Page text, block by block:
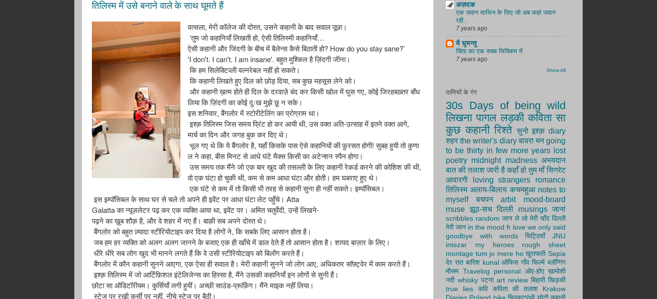
तिलिस्म में उसे बनाने वाले के साथ घूमते हैं
वत्सला,मेरी कॉलेज की दोस्त,उसने कहानी के बाद सवाल पूछा।
‘तुम जो कहानियाँ लिखती हो,ऐसी तिलिस्मी कहानियाँ…
ऐसी कहानी और जिंदगी के बीच में बैलेन्स कैसे बिठाती हो? How do you stay sane?’
'I don't. I can't. I am insane'.बहुत मुश्किल है ज़िंदगी जीना।
कि हम सिलेक्टिव्ली वल्नरेबल नहीं हो सकते।
कि कहानी लिखते हुए दिल को छोड़ दिया,सब कुछ महसूस लेने को।
और कहानी ख़त्म होते ही दिल के दरवाज़े बंद कर किसी खोल में घुस गए,कोई जिरहबख़्तर बाँध
लिया कि ज़िंदगी का कोई दुःख मुझे छू न सके।
इस शनिवार,बैंगलोर में स्टोरीटेलिंग का प्रोग्राम था।
इश्क़ तिलिस्म जिस समय प्रिंट हो कर आयी थी,उस वक्त अति-उत्साह में इतने वक्त आगे,
मार्च का दिन और जगह बुक कर दिए थे।
भूल गए थे कि ये बैंगलोर है,यहाँ किसके पास ऐसे कहानियों की फ़ुरसत होगी!सुबह हुयी तो कुणा
ल ने कहा,बीस मिनट से आधे घंटे मैक्स किसी का अटेन्शन स्पैन होगा।
उस समय तक मैंने जो एक बार खुद की तसल्ली के लिए कहानी रेकर्ड करने की कोशिश की थी,
वो एक घंटा हो चुकी थी,कम से कम आधा घंटा और होती। हम घबराए हुए थे।
एक घंटे से कम में तो किसी भी तरह से कहानी सुना ही नहीं सकते। इम्पॉसिबल।
इस इम्पॉसिबल के साथ घर से चले तो अपने ही इवेंट पर आधा घंटा लेट पहुँचे। Atta
Galattaका न्यूज़लेटर पढ़ कर एक व्यक्ति आया था,इवेंट पर। अमित चतुर्वेदी,उन्हें लिखने-
पढ़ने का ख़ूब शौक़ है, और वे शहर में नए हैं। बाक़ी सब अपने दोस्त थे।
बैंगलोर को बहुत ज़्यादा स्टीरियोटाइप कर दिया है लोगों ने,कि सबके लिए आसान होता है।
जब हम हर व्यक्ति को अलग अलग जानने के बजाए एक ही खाँचे में डाल देते हैं तो आसान होता है। शायद बाज़ार के लिए।
धीरे धीरे सब लोग खुद भी मानने लगते हैं कि वे उसी स्टीरियोटाइप को बिलोंग करते हैं।
बैंगलोर में कौन कहानी सुनने आएगा,एक ऐसा ही सवाल है। मेरी कहानी सुनने जो लोग आए, अधिकतर सॉफ़्ट्वेर में काम करते हैं।
इश्क़ तिलिस्म में जो आर्टिफ़िशल इंटेलिजेन्स का हिस्सा है,मैंने उसकी कहानियाँ इन लोगों से सुनी हैं।
छोटा सा ऑडिटॉरीयम। कुर्सियाँ लगी हुयीं। अच्छी साउंड-प्रूफ़िंग। मैंने माइक नहीं लिया।
स्टेजपररखीकुर्सी पर नहीं,नीचे स्टेज पर बैठी।
अज़दक
एक जवान साथिन के लिए जो अब कहां जवान
रही..
7 years ago
मैं घुमन्तू
चिंता का एक सबब सिक्किम में
7 years ago
Show All
पानियों के रंग
30s Days of being wild
लिखना पागल लड़की कविता सा
कुछ कहानी रिश्ते सुनो इश्क़ diary
शहर the writer's diary बावरा मन going
to be thirty in few more years lost
poetry midnight madness अभयदान
बात की तलाश जारी है कहाँ हो तुम माँ सिगरेट
आवारगी
loving strangers
romance
तिलिस्म अलाय-बिलाय कचमहुआ notes to
myself
बचपन arbit
mood-board
muse झूठ-सच दिल्ली musings जानां
scribbles random जान ले लो मेरी चाँद दिल्ली
मेरी जान in the mood fr love we only said
goodbye with words
चिट्ठियाँ
JNU
intezar
my heroes
rough sheet
montage tum jo mere ho खुराफातें Sepia
देर रात बारिश kunal ऑफिस गाँव फिल्में ब्लॉग्गिंग
मौसम Travelog personal ओए-होए ख़ामोशी
नदी whisky पटना art review बिहारी खिड़की
true lies
कवि कविता की तलाश
Krakow